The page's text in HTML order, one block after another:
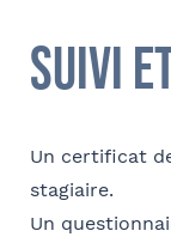
suivi
Un certificat
stagiaire.
Un
Conformément à la
modifiée en 2004,